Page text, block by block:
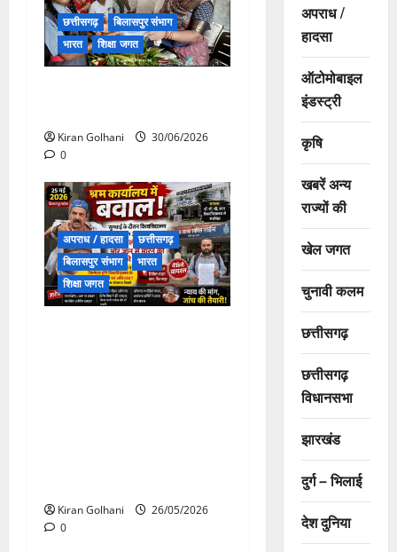
छत्तीसगढ़
बिलासपुर संभाग
भारत
शिक्षा जगत
Kiran Golhani
30/06/2026
0
अपराध / हादसा
छत्तीसगढ़
बिलासपुर संभाग
भारत
शिक्षा जगत
Kiran Golhani
26/05/2026
0
अपराध /
हादसा
ऑटोमोबाइल
इंडस्ट्री
कृषि
खबरें अन्य
राज्यों की
खेल जगत
चुनावी कलम
छत्तीसगढ़
छत्तीसगढ़
विधानसभा
झारखंड
दुर्ग – भिलाई
देश दुनिया